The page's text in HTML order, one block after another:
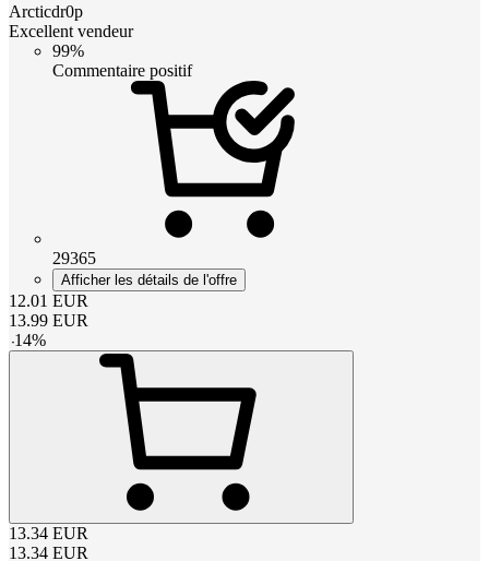
Arcticdr0p
Excellent vendeur
99%
Commentaire positif
29365
Afficher les détails de l'offre
12.01 EUR
13.99 EUR
-14%
13.34 EUR
13.34 EUR